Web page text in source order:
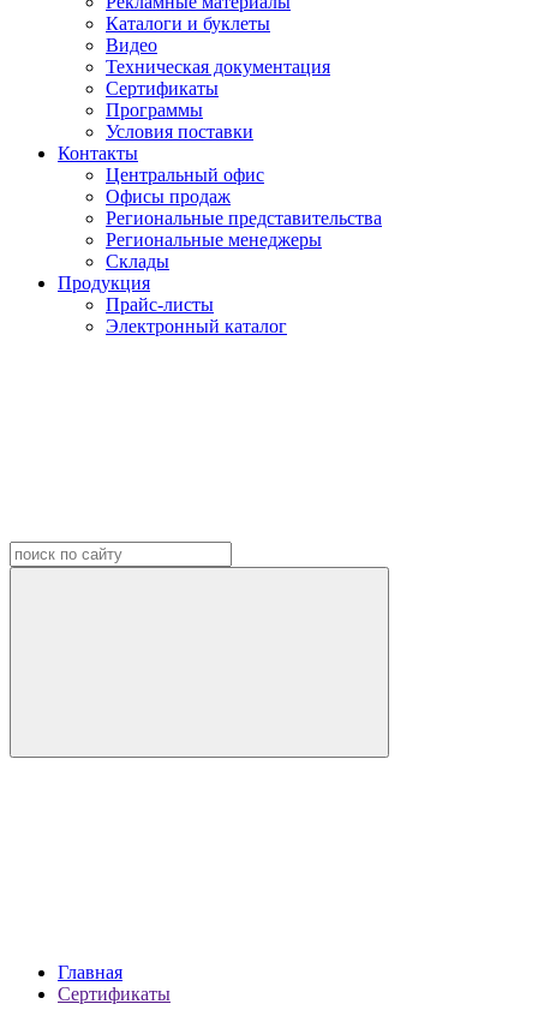
Каталоги и буклеты
Видео
Техническая документация
Сертификаты
Программы
Условия поставки
Контакты
Центральный офис
Офисы продаж
Региональные представительства
Региональные менеджеры
Склады
Продукция
Прайс-листы
Электронный каталог
Главная
Сертификаты